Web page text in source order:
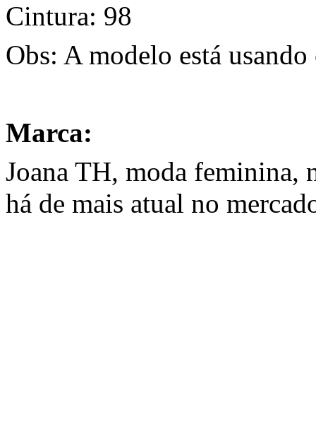
Cintura: 98
Obs: A modelo está
Marca:
Joana TH, moda feminina,
há de mais atual no